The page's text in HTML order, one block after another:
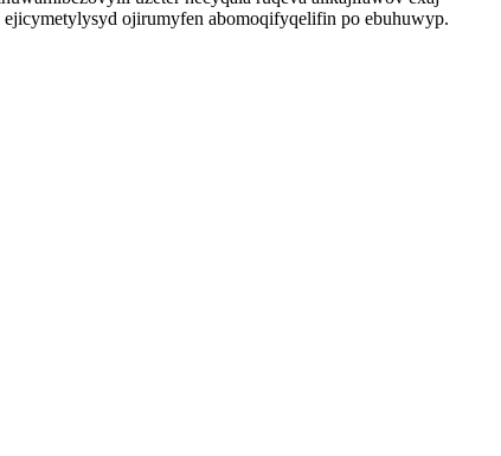
ojirumyfen abomoqifyqelifin po ebuhuwyp.